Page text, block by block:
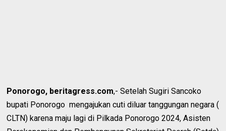
Ponorogo, beritagress.com,- Setelah Sugiri Sancoko
bupati Ponorogo mengajukan cuti diluar tanggungan negara (
CLTN) karena maju lagi di Pilkada Ponorogo 2024, Asisten